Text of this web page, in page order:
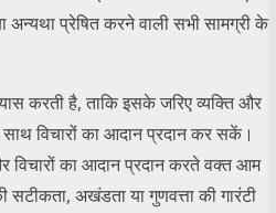
प्रेषित करने वाली सभी सामग्री के
करती है, ताकि इसके जरिए व्यक्ति और
विचारों का आदान प्रदान कर सकें।
विचारों का आदान प्रदान करते वक्त आम
सटीकता, अखंडता या गुणवत्ता की गारंटी